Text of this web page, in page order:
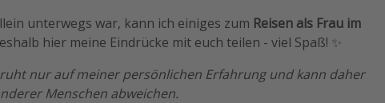
unterwegs war, kann ich einiges zum Reisen als Frau im
hier meine Eindrücke mit euch teilen - viel Spaß! ✨
nur auf meiner persönlichen Erfahrung und kann daher
Menschen abweichen.